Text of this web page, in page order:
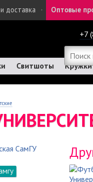
доставка · Оптовые
+7
Свитшоты Кружки